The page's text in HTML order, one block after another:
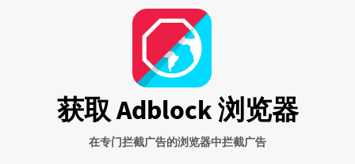
获取 Adblock 浏览器
在专门拦截广告的浏览器中拦截广告